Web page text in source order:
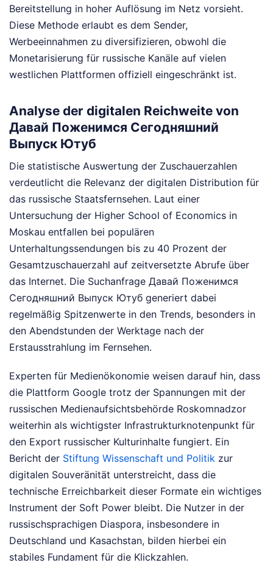
Bereitstellung in hoher Auflösung im Netz vorsieht.
Diese Methode erlaubt es dem Sender,
Werbeeinnahmen zu diversifizieren, obwohl die
Monetarisierung für russische Kanäle auf vielen
westlichen Plattformen offiziell eingeschränkt ist.
Analyse der digitalen Reichweite von
Давай Поженимся Сегодняшний
Выпуск Ютуб
Die statistische Auswertung der Zuschauerzahlen
verdeutlicht die Relevanz der digitalen Distribution für
das russische Staatsfernsehen. Laut einer
Untersuchung der Higher School of Economics in
Moskau entfallen bei populären
Unterhaltungssendungen bis zu 40 Prozent der
Gesamtzuschauerzahl auf zeitversetzte Abrufe über
das Internet. Die Suchanfrage Давай Поженимся
Сегодняшний Выпуск Ютуб generiert dabei
regelmäßig Spitzenwerte in den Trends, besonders in
den Abendstunden der Werktage nach der
Erstausstrahlung im Fernsehen.
Experten für Medienökonomie weisen darauf hin, dass
die Plattform Google trotz der Spannungen mit der
russischen Medienaufsichtsbehörde Roskomnadzor
weiterhin als wichtigster Infrastrukturknotenpunkt für
den Export russischer Kulturinhalte fungiert. Ein
Bericht der Stiftung Wissenschaft und Politik zur
digitalen Souveränität unterstreicht, dass die
technische Erreichbarkeit dieser Formate ein wichtiges
Instrument der Soft Power bleibt. Die Nutzer in der
russischsprachigen Diaspora, insbesondere in
Deutschland und Kasachstan, bilden hierbei ein
stabiles Fundament für die Klickzahlen.